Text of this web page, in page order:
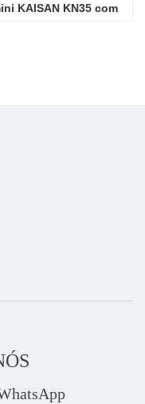
KAISAN KN35 com